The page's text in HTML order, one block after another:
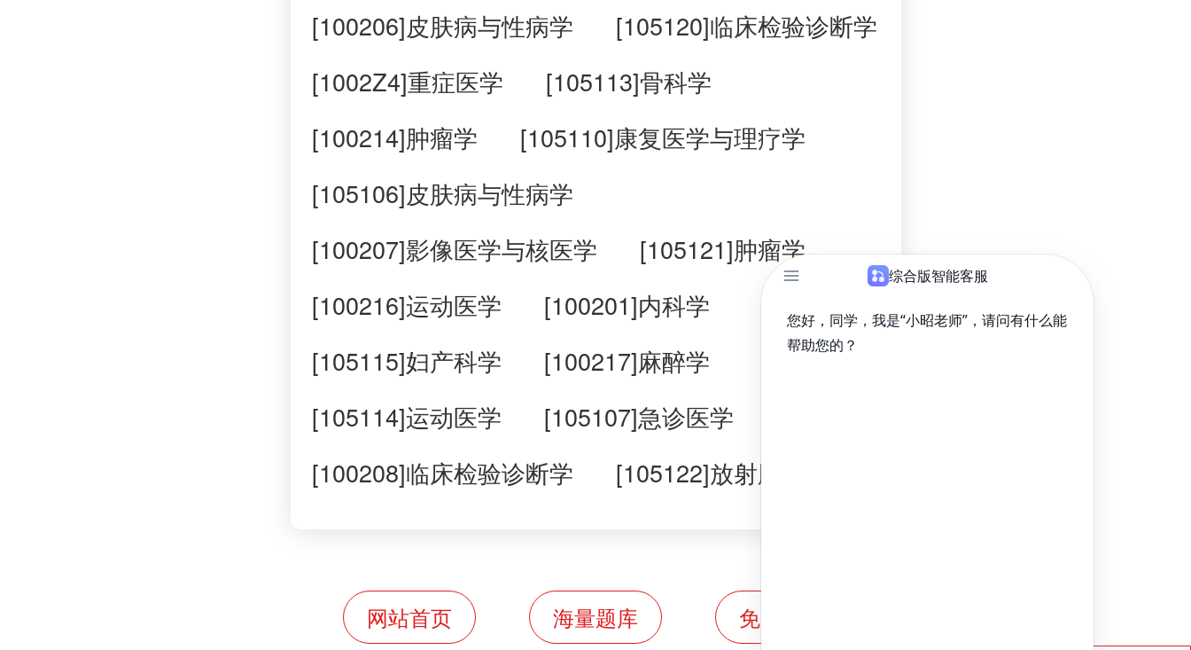
[100206]皮肤病与性病学
[105120]临床检验诊断学
[1002Z4]重症医学
[105113]骨科学
[100214]肿瘤学
[105110]康复医学与理疗学
[105106]皮肤病与性病学
[100207]影像医学与核医学
[105121]肿瘤学
[100216]运动医学
[100201]内科学
[105115]妇产科学
[100217]麻醉学
[105114]运动医学
[105107]急诊医学
[100208]临床检验诊断学
[105122]放射肿瘤学
网站首页 海量题库 免费题库